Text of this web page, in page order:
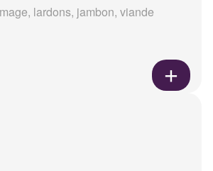
lardons, jambon, viande